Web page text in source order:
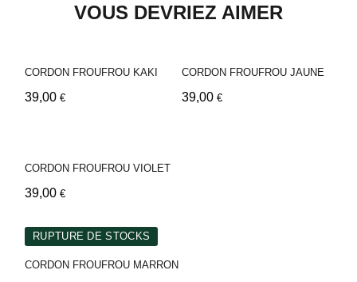
VOUS DEVRIEZ AIMER
CORDON FROUFROU KAKI
39,00 €
CORDON FROUFROU JAUNE
39,00 €
CORDON FROUFROU VIOLET
39,00 €
RUPTURE DE STOCKS
CORDON FROUFROU MARRON